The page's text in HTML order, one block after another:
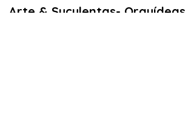
Arte & Suculentas- Orquídeas